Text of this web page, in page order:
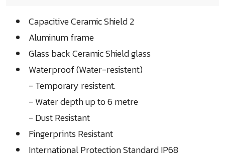
Capacitive Ceramic Shield 2
Aluminum frame
Glass back Ceramic Shield glass
Waterproof (Water-resistent)
- Temporary resistent.
- Water depth up to 6 metre
- Dust Resistant
Fingerprints Resistant
International Protection Standard IP68